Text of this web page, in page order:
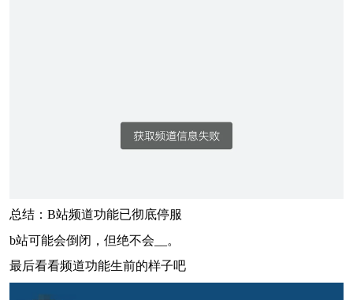
总结：B站频道功能已彻底停服
b站可能会倒闭，但绝不会__。
最后看看频道功能生前的样子吧